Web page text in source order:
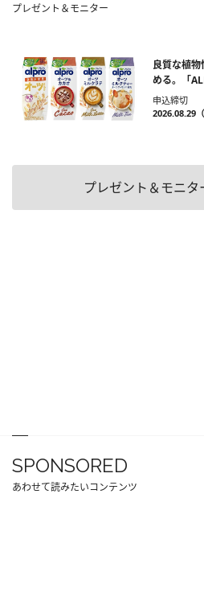
プレゼント＆モニター
良質な植
める。「
申込締切
2026.08.29
プレゼント＆モニタ
SPONSORED
あわせて読みたいコンテンツ